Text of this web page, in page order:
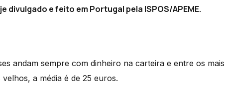
e feito em Portugal pela ISPOS/APEME.
andam sempre com dinheiro na carteira e entre os mais
a média é de 25 euros.